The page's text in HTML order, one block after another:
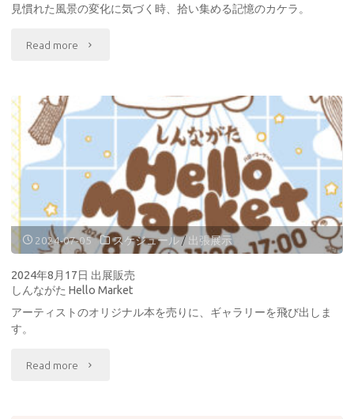
WEEK
2024"
見慣れた風景の変化に気づく時、拾い集める記憶のカケラ。
Read more "2024
10
月
04
日
–
月
2024-07-05 スケジュール/ 出張展示
2024年8月17日 出展販売
しんながた Hello Market
アーティストのオリジナル本を売りに、ギャラリーを飛び出しま
す。
Read more "2024